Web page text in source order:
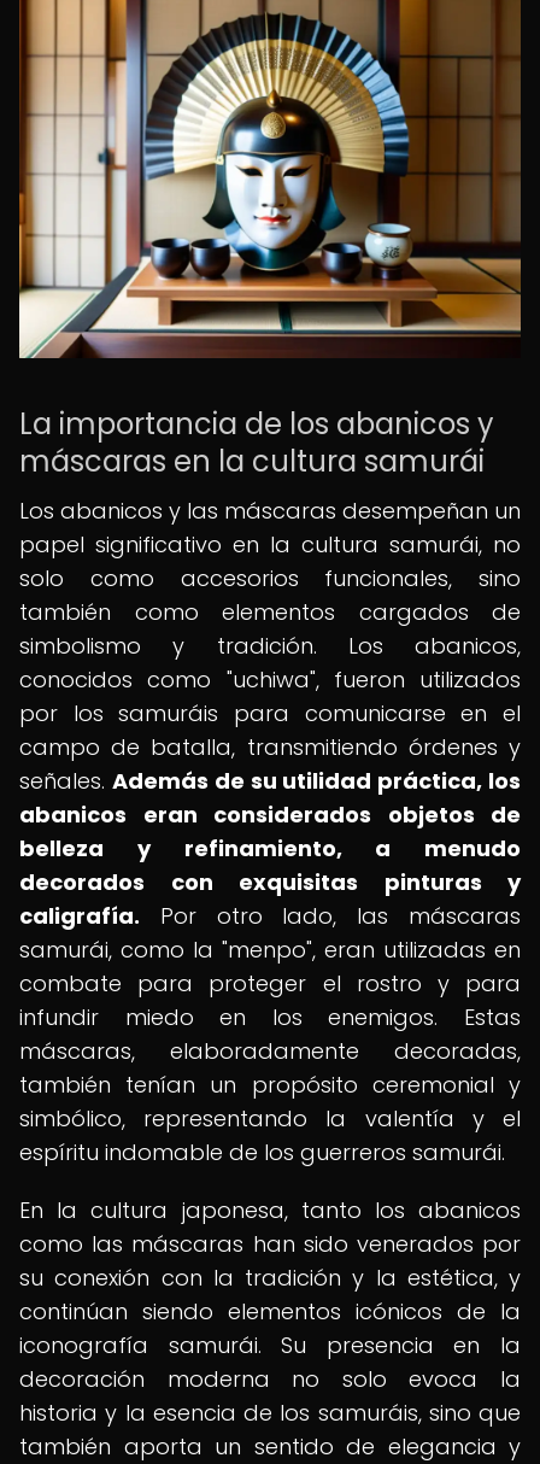
La importancia de los abanicos y
máscaras en la cultura samurái
Los abanicos y las máscaras desempeñan un
papel significativo en la cultura samurái, no
solo como accesorios funcionales, sino
también como elementos cargados de
simbolismo y tradición. Los abanicos,
conocidos como "uchiwa", fueron utilizados
por los samuráis para comunicarse en el
campo de batalla, transmitiendo órdenes y
señales. Además de su utilidad práctica, los
abanicos eran considerados objetos de
belleza y refinamiento, a menudo
decorados con exquisitas pinturas y
caligrafía. Por otro lado, las máscaras
samurái, como la "menpo", eran utilizadas en
combate para proteger el rostro y para
infundir miedo en los enemigos. Estas
máscaras, elaboradamente decoradas,
también tenían un propósito ceremonial y
simbólico, representando la valentía y el
espíritu indomable de los guerreros samurái.
En la cultura japonesa, tanto los abanicos
como las máscaras han sido venerados por
su conexión con la tradición y la estética, y
continúan siendo elementos icónicos de la
iconografía samurái. Su presencia en la
decoración moderna no solo evoca la
historia y la esencia de los samuráis, sino que
también aporta un sentido de elegancia y